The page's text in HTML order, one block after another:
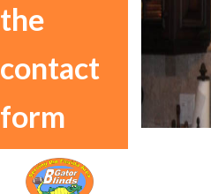
the
contact
form